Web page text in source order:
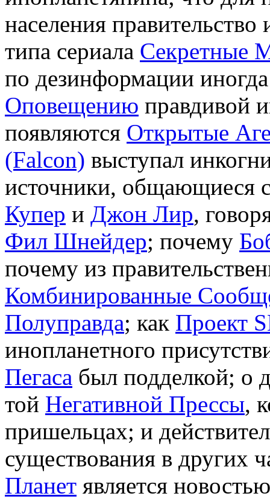
населения правительство
типа сериала Секретные
по дезинформации
Оповещению правдивой
появляются Открытые
(Falcon) выступал
источники, общающиеся
Купер и Джон Лир,
Фил Шнейдер; почему
почему из
Комбинированные
Полуправда; как Проект
инопланетного
Пегаса был подделкой; о
той Негативной Прессы,
пришельцах; и
существования в других
Планет является